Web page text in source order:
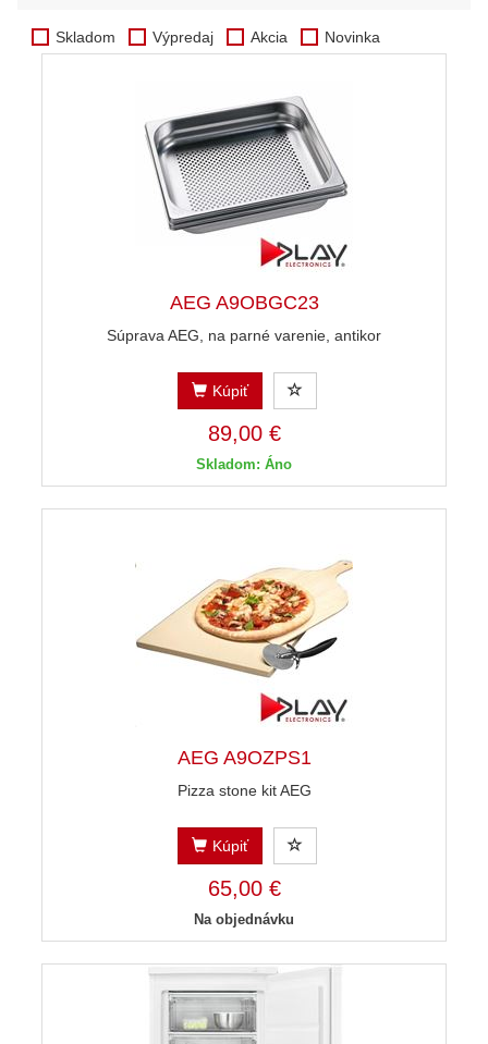
Skladom Výpredaj Akcia Novinka
AEG A9OBGC23
Súprava AEG, na parné varenie, antikor
Kúpiť
89,00 €
Skladom: Áno
AEG A9OZPS1
Pizza stone kit AEG
Kúpiť
65,00 €
Na objednávku